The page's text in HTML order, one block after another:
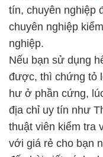
tín, chuyên nghiệp
chuyên nghiệp
nghiệp.
Nếu bạn sử dụng
được, thì chứng tỏ
hư ở phần cứng,
địa chỉ uy tín như
thuật viên kiểm tra
với giá rẻ cho bạn